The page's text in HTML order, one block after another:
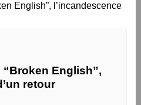
English”,
retour